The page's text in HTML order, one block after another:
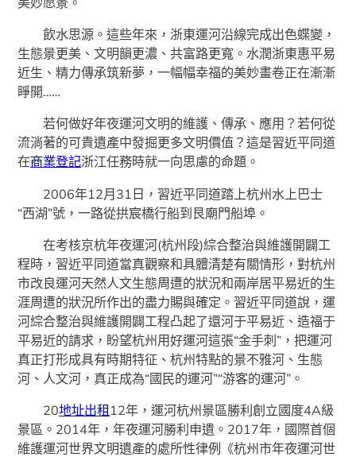
飲水思源。這些年來，浙東運河沿線完成出色蝶變，
生態景更美、文明韻更濃、共富路更寬。水潤浙東惠平易
近生、精力傳承筑新夢，一幅幅幸福的美妙畫卷正在漸漸
睜開……
若何做好年夜運河文明的維護、傳承、應用？若何從
流淌著的可貴遺產中發掘更多文明價值？這是習近平同道
在商業登記浙江任務時就一向思慮的命題。
2006年12月31日，習近平同道踏上杭州水上巴士
“西湖”號，一路從拱宸橋行船到艮廟門船埠。
在考核京杭年夜運河(杭州段)綜合整治與維護開闢工
程時，習近平同道當真觀察和具體清楚有關情形，對杭州
市改良運河天然人文生態周遭的狀況和兩岸居平易近的生
涯周遭的狀況所作出的盡力賜與確定。習近平同道說，運
河綜合整治與維護開闢工程凸起了還河于平易近、造福于
平易近的請求，盼望杭州用好運河這張“金手刺”，把運河
真正打形成具有時期特征、杭州特點的景不雅河、生態
河、人文河，真正成為“國民的運河”“游客的運河”。
20地址出租 12年，運河杭州景區勝利創立國度4A級
景區。2014年，年夜運河勝利申遺。2017年，國際首個
維護運河世界文明遺產的處所性律例《杭州市年夜運河世